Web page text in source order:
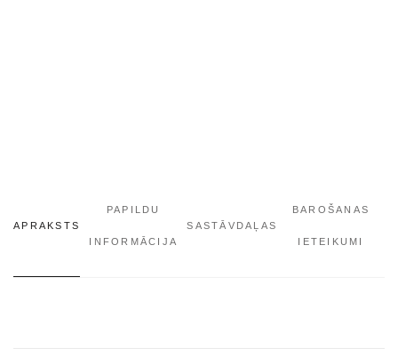
APRAKSTS
PAPILDU
INFORMĀCIJA
SASTĀVDAĻAS
BAROŠANAS
IETEIKUMI